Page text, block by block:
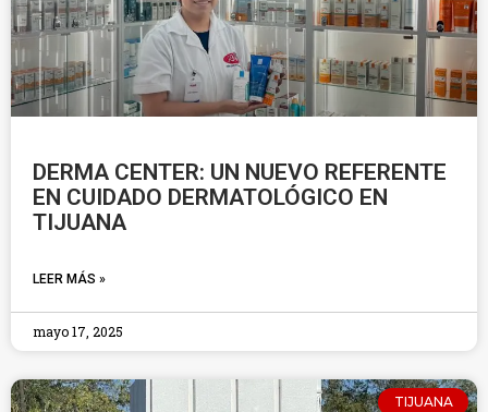
DERMA CENTER: UN NUEVO REFERENTE
EN CUIDADO DERMATOLÓGICO EN
TIJUANA
LEER MÁS »
mayo 17, 2025
TIJUANA